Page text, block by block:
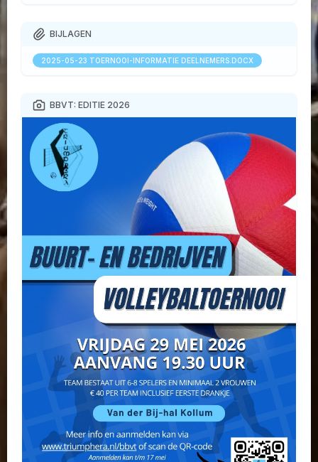
BIJLAGEN
2025-05-23 TOERNOOI-INFORMATIE DEELNEMERS.DOCX
BBVT: EDITIE 2026